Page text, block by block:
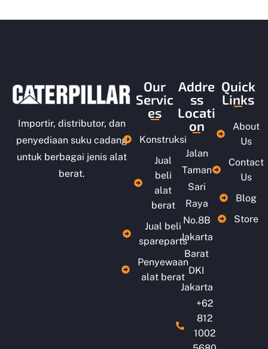
Importir, distributor, dan
penyediaan suku cadang
untuk berbagai jenis alat
berat.
Our
Servic
es
Konstruksi
Jual
beli
alat
berat
Jual beli
spareparts
Penyewaan
alat berat
Addre
ss
Locati
on
Jalan
Taman
Sari
Raya
No.8B
Jakarta
Barat
DKI
Jakarta
+62
812
1002
Quick
Links
About
Us
Contact
Us
Blog
Store